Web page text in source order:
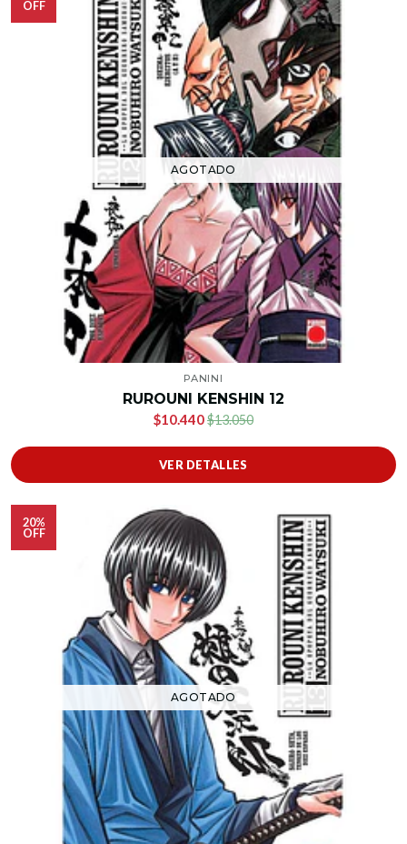
OFF
AGOTADO
PANINI
RUROUNI KENSHIN 12
$10.440$13.050
VER DETALLES
20%
OFF
AGOTADO